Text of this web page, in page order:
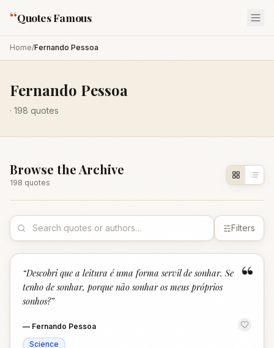
“Quotes Famous
Home/Fernando Pessoa
Fernando Pessoa
· 198 quotes
Browse the Archive
198 quotes
Filters
“
“Descobri que a leitura é uma forma servil de sonhar. Se
tenho de sonhar, porque não sonhar os meus próprios
sonhos?”
— Fernando Pessoa
Science